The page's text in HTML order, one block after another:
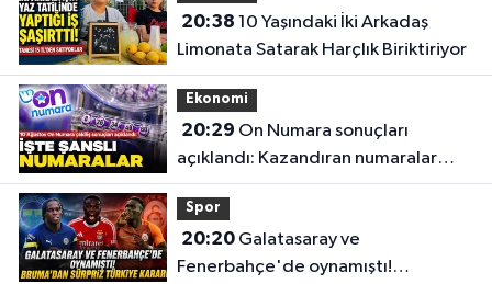
20:38
Limonata Satarak Harçlık Biriktiriyor
Ekonomi
20:29
açıklandı: Kazandıran numaralar
belli oldu
Spor
20:20Galatasaray ve
Fenerbahçe'de oynamıştı!